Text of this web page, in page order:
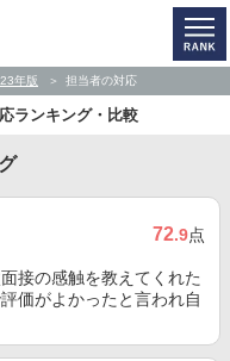
年版 担当者の対応
ランキング・比較
72.9点
接の感触を教えてくれた
価がよかったと言われ自